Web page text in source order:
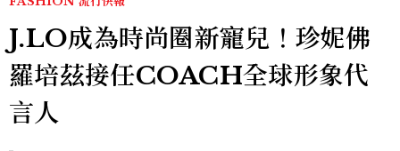
J.LO成為時尚圈新寵兒！珍妮佛
羅培茲接任COACH全球形象代
言人